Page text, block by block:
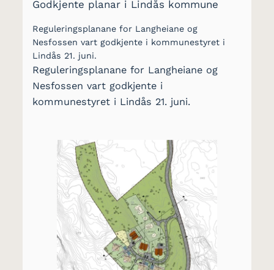
Godkjente planar i Lindås kommune
Reguleringsplanane for Langheiane og
Nesfossen vart godkjente i kommunestyret i
Lindås 21. juni.
Reguleringsplanane for Langheiane og
Nesfossen vart godkjente i
kommunestyret i Lindås 21. juni.